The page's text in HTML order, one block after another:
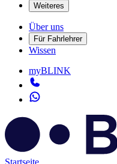
Weiteres
Über uns
Für Fahrlehrer
Wissen
myBLINK